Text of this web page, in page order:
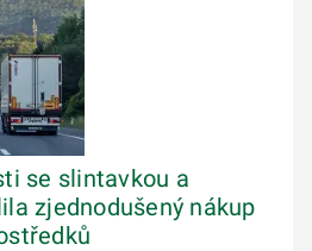
se slintavkou a
zjednodušený nákup